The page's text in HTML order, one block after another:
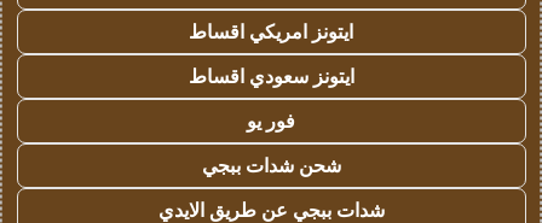
ايتونز امريكي اقساط
ايتونز سعودي اقساط
فور يو
شحن شدات ببجي
شدات ببجي عن طريق الايدي